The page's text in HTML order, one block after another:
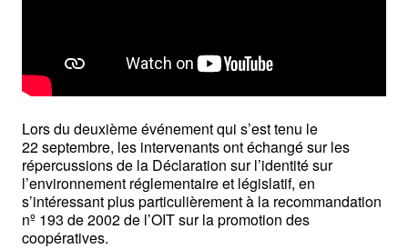
Lors du deuxième événement qui s’est tenu le
22 septembre, les intervenants ont échangé sur les
répercussions de la Déclaration sur l’identité sur
l’environnement réglementaire et législatif, en
s’intéressant plus particulièrement à la recommandation
nº 193 de 2002 de l’OIT sur la promotion des
coopératives.